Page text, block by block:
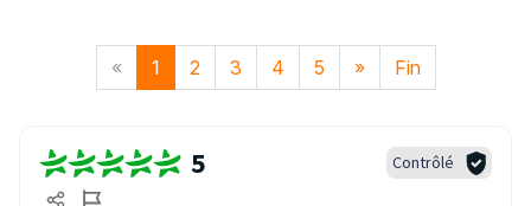
« 1 2 3 4 5 » Fin
5 Contrôlé